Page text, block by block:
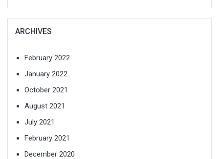
ARCHIVES
February 2022
January 2022
October 2021
August 2021
July 2021
February 2021
December 2020